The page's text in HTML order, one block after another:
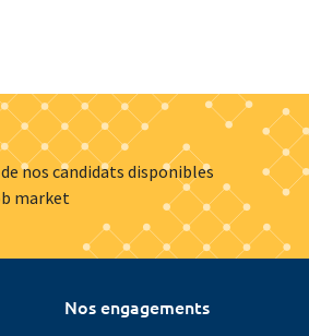
nos candidats disponibles
market
Nos engagements